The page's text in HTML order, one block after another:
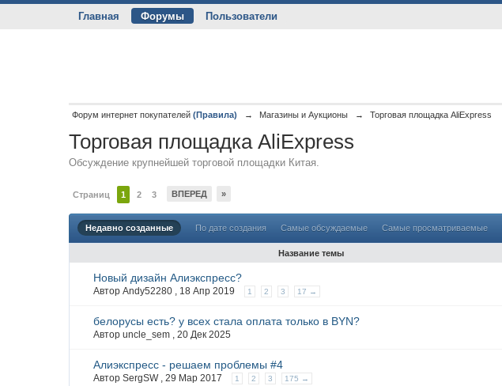
Главная Форумы Пользователи
Форум интернет покупателей (Правила) → Магазины и Аукционы → Торговая площадка AliExpress
Торговая площадка AliExpress
Обсуждение крупнейшей торговой площадки Китая.
Страниц 1 2 3 ВПЕРЕД »
Недавно созданные По дате создания Самые обсуждаемые Самые просматриваемые
Название темы
Новый дизайн Алиэкспресс?
Автор Andy52280 , 18 Апр 2019 1 2 3 17 →
белорусы есть? у всех стала оплата только в BYN?
Автор uncle_sem ,20 Дек 2025
Алиэкспресс - решаем проблемы #4
Автор SergSW ,29 Мар 2017 1 2 3 175 →